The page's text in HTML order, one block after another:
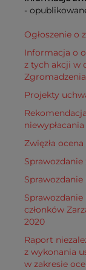
-
Ogłoszenie o
Informacja o
z tych akcji w
Zgromadzenia
Projekty
Zwięzła
Sprawozdanie
członków
2020
Raport
z wykonania
w zakresie